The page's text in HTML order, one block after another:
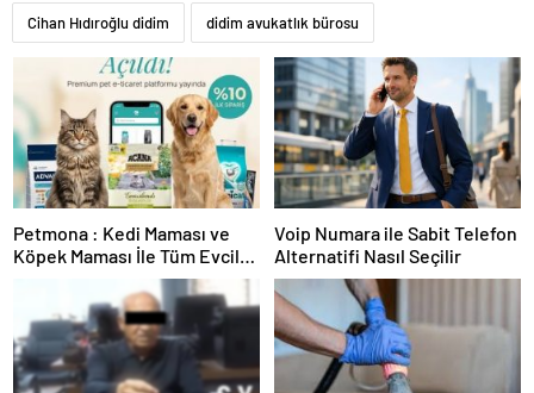
Cihan Hıdıroğlu didim didim avukatlık bürosu
Petmona : Kedi Maması ve
Köpek Maması İle Tüm Evcil
Voip Numara ile Sabit Telefon
Alternatifi Nasıl Seçilir